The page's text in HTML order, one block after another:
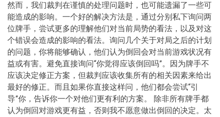
然而，我们裁判在谨慎的处理问题时，也可能遗漏了一些可
能造成的影响。一个好的解决方法是，通过分别私下询问两
位牌手，尝试更多的理解他们对当前局势的看法，以及对这
个错误会造成的影响的看法。询问几个关于对局之后的计划
的问题，你将能够确认，他们认为倒回会对当前游戏状况有
益或有害。避免直接询问“你觉得应该倒回吗”。因为牌手不
应该决定修正方案，但裁判应该收集所有的相关因素来给出
最好的修正。而且如果你直接这样问，他们都会尝试“引
导”你，告诉你一个对他们更有利的方案。 除非所有牌手都
认为倒回对游戏更有益，否则我不愿意做出倒回的决定。太